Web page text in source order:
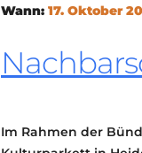
Wann: 17. Oktober
Im Rahmen der